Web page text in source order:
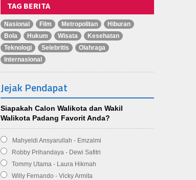
TAG BERITA
Nasional Film Metropolitan
Hiburan
Bola
Hukum Wisata
Kesehatan
Teknologi
Selebritis
Olahraga
Internasional
Jejak Pendapat
Siapakah Calon Walikota dan Wakil
Walikota Padang Favorit Anda?
Mahyeldi Ansyarullah - Emzalmi
Robby Prihandaya - Dewi Safitri
Tommy Utama - Laura Hikmah
Willy Fernando - Vicky Armita